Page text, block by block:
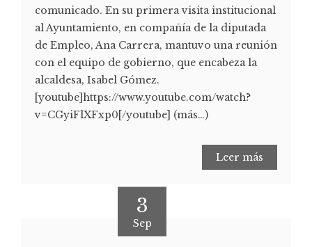
comunicado. En su primera visita institucional
al Ayuntamiento, en compañía de la diputada
de Empleo, Ana Carrera, mantuvo una reunión
con el equipo de gobierno, que encabeza la
alcaldesa, Isabel Gómez.
[youtube]https://www.youtube.com/watch?
v=CGyiFlXFxp0[/youtube] (más…)
Leer más
3
Sep